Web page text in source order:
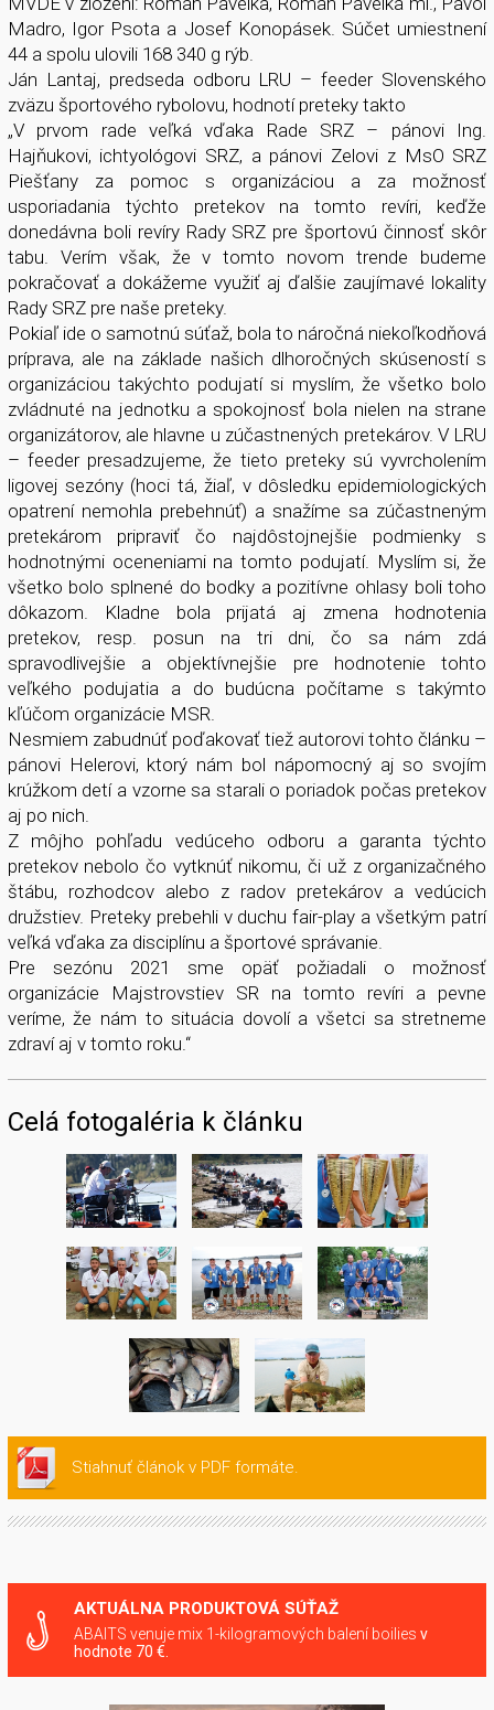
Madro, Igor Psota a Josef Konopásek. Súčet umiestnení
44 a spolu ulovili 168 340 g rýb.
Ján Lantaj, predseda odboru LRU – feeder Slovenského
zväzu športového rybolovu, hodnotí preteky takto
„V prvom rade veľká vďaka Rade SRZ – pánovi Ing.
Hajňukovi, ichtyológovi SRZ, a pánovi Zelovi z MsO SRZ
Piešťany za pomoc s organizáciou a za možnosť
usporiadania týchto pretekov na tomto revíri, keďže
donedávna boli revíry Rady SRZ pre športovú činnosť skôr
tabu. Verím však, že v tomto novom trende budeme
pokračovať a dokážeme využiť aj ďalšie zaujímavé lokality
Rady SRZ pre naše preteky.
Pokiaľ ide o samotnú súťaž, bola to náročná niekoľkodňová
príprava, ale na základe našich dlhoročných skúseností s
organizáciou takýchto podujatí si myslím, že všetko bolo
zvládnuté na jednotku a spokojnosť bola nielen na strane
organizátorov, ale hlavne u zúčastnených pretekárov. V LRU
– feeder presadzujeme, že tieto preteky sú vyvrcholením
ligovej sezóny (hoci tá, žiaľ, v dôsledku epidemiologických
opatrení nemohla prebehnúť) a snažíme sa zúčastneným
pretekárom pripraviť čo najdôstojnejšie podmienky s
hodnotnými oceneniami na tomto podujatí. Myslím si, že
všetko bolo splnené do bodky a pozitívne ohlasy boli toho
dôkazom. Kladne bola prijatá aj zmena hodnotenia
pretekov, resp. posun na tri dni, čo sa nám zdá
spravodlivejšie a objektívnejšie pre hodnotenie tohto
veľkého podujatia a do budúcna počítame s takýmto
kľúčom organizácie MSR.
Nesmiem zabudnúť poďakovať tiež autorovi tohto článku –
pánovi Helerovi, ktorý nám bol nápomocný aj so svojím
krúžkom detí a vzorne sa starali o poriadok počas pretekov
aj po nich.
Z môjho pohľadu vedúceho odboru a garanta týchto
pretekov nebolo čo vytknúť nikomu, či už z organizačného
štábu, rozhodcov alebo z radov pretekárov a vedúcich
družstiev. Preteky prebehli v duchu fair-play a všetkým patrí
veľká vďaka za disciplínu a športové správanie.
Pre sezónu 2021 sme opäť požiadali o možnosť
organizácie Majstrovstiev SR na tomto revíri a pevne
veríme, že nám to situácia dovolí a všetci sa stretneme
zdraví aj v tomto roku.“
Celá fotogaléria k článku
Stiahnuť článok v PDF formáte.
AKTUÁLNA PRODUKTOVÁ SÚŤAŽ
ABAITS venuje mix 1-kilogramových balení boilies v
hodnote 70 €.